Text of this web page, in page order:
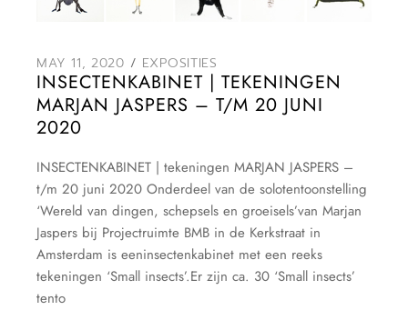
MAY 11, 2020 EXPOSITIES
INSECTENKABINET | TEKENINGEN
MARJAN JASPERS – T/M 20 JUNI
2020
INSECTENKABINET | tekeningen MARJAN JASPERS –
t/m 20 juni 2020 Onderdeel van de solotentoonstelling
‘Wereld van dingen, schepsels en groeisels’van Marjan
Jaspers bij Projectruimte BMB in de Kerkstraat in
Amsterdam is eeninsectenkabinet met een reeks
tekeningen ‘Small insects’.Er zijn ca. 30 ‘Small insects’
tento